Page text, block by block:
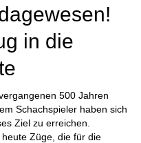
in die
500 Jahren
Schachspieler haben sich
Ziel zu erreichen.
Züge, die für die